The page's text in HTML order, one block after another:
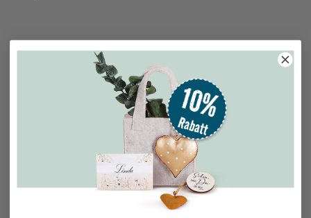
Briefpapier Weihnachten –
festliche Botschaften mit
persönlicher Note
Briefpapier Weihnachten ist die perfekte Grundlage, um
Deine Weihnachtsgrüße auf besondere Weise zu
übermitteln. Unsere Kollektion bietet Dir vielfältige Motive,
die von klassischen Weihnachtsbildern bis zu modernen
Designs reichen. So kannst Du Deine Briefe, Einladungen